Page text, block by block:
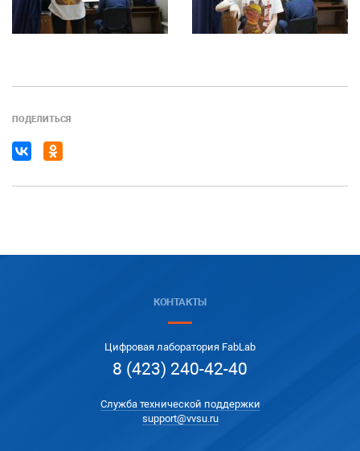
ПОДЕЛИТЬСЯ
КОНТАКТЫ
Цифровая лаборатория FabLab
8 (423) 240-42-40
Служба технической поддержки
support@vvsu.ru